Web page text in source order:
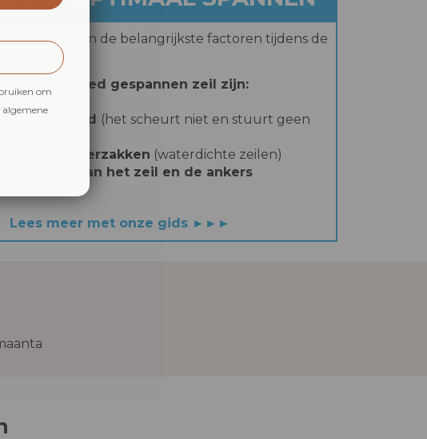
is een van de belangrijkste factoren tijdens de
van een goed gespannen zeil zijn:
(het scheurt niet en stuurt geen
ankers)
geen waterzakken (waterdichte zeilen)
van het zeil en de ankers
Lees meer met onze gids ►►►
om